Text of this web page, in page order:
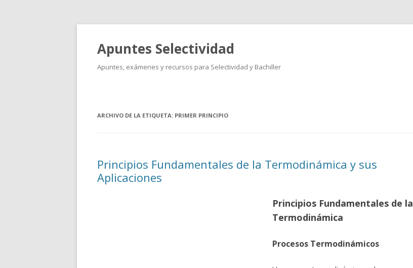
Apuntes Selectividad
Apuntes, exámenes y recursos para Selectividad y Bachiller
ARCHIVO DE LA ETIQUETA: PRIMER PRINCIPIO
Principios Fundamentales de la Termodinámica y sus
Aplicaciones
Principios Fundamentales de la
Termodinámica
Procesos Termodinámicos